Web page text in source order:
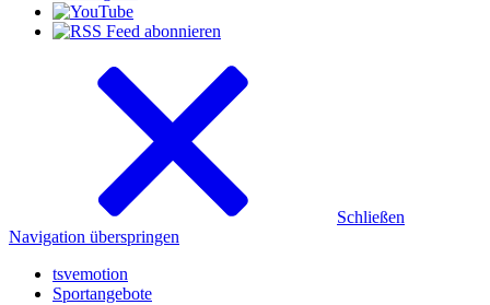
Schließen
Navigation überspringen
tsvemotion
Sportangebote